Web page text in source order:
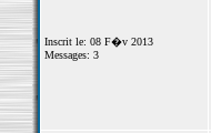
Inscrit le: 08 F�v 2013
Messages: 3